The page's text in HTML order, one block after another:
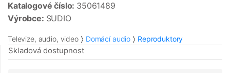
Katalogové číslo: 35061489
Výrobce: SUDIO
Televize, audio, video Domácí audio Reproduktory
Skladová dostupnost